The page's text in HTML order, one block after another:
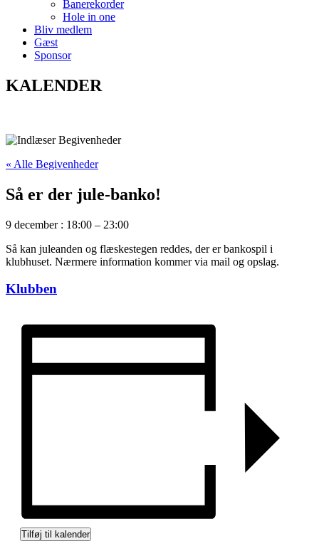
Banerekorder
Hole in one
Bliv medlem
Gæst
Sponsor
KALENDER
« Alle Begivenheder
Så er der jule-banko!
9 december : 18:00 – 23:00
Så kan juleanden og flæskestegen reddes, der er bankospil i
klubhuset. Nærmere information kommer via mail og opslag.
Klubben
Tilføj til kalender